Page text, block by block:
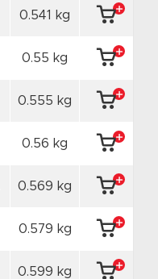
0.541 kg
0.55 kg
0.555 kg
0.56 kg
0.569 kg
0.579 kg
0.599 kg